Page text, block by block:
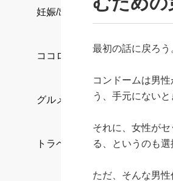
妊娠/出産/家族
ココロ/カラダ
グルメ
トラベル
最初の話に戻ろう
コンドームは男
う、手元にない
それに、女性が
る、というのも選
ただ、そんな男